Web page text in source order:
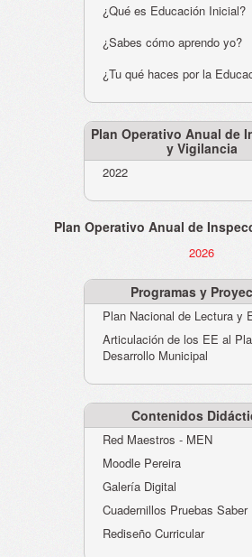
¿Qué es Educación Inicial?
¿Sabes cómo aprendo yo?
¿Tu qué haces por la
Plan Operativo Anual de
y Vigilancia
2022
Plan Operativo Anual de
2026
Programas y
Plan Nacional de Lectura y
Articulación de los EE al
Desarrollo Municipal
Contenidos
Red Maestros - MEN
Moodle Pereira
Galería Digital
Cuadernillos Pruebas Saber
Rediseño Curricular